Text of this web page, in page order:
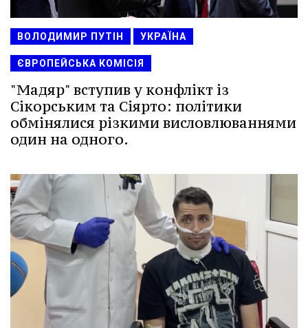
ВОЛОДИМИР ПУТІН УКРАЇНА
ЄВРОПЕЙСЬКА КОМІСІЯ
"Мадяр" вступив у конфлікт із
Сікорським та Сіярто: політики
обмінялися різкими висловлюваннями
один на одного.